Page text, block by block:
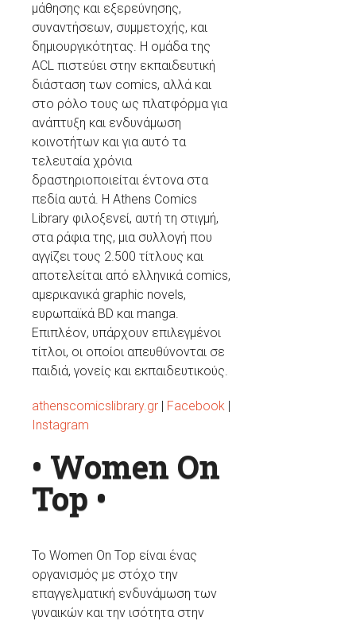
μάθησης και εξερεύνησης,
συναντήσεων, συμμετοχής, και
δημιουργικότητας. Η ομάδα της
ACL πιστεύει στην εκπαιδευτική
διάσταση των comics, αλλά και
στο ρόλο τους ως πλατφόρμα για
ανάπτυξη και ενδυνάμωση
κοινοτήτων και για αυτό τα
τελευταία χρόνια
δραστηριοποιείται έντονα στα
πεδία αυτά. Η Athens Comics
Library φιλοξενεί, αυτή τη στιγμή,
στα ράφια της, μια συλλογή που
αγγίζει τους 2.500 τίτλους και
αποτελείται από ελληνικά comics,
αμερικανικά graphic novels,
ευρωπαϊκά BD και manga.
Επιπλέον, υπάρχουν επιλεγμένοι
τίτλοι, οι οποίοι απευθύνονται σε
παιδιά, γονείς και εκπαιδευτικούς.
athenscomicslibrary.gr | Facebook |
Instagram
• Women On
Top •
Το Women On Top είναι ένας
οργανισμός με στόχο την
επαγγελματική ενδυνάμωση των
γυναικών και την ισότητα στην